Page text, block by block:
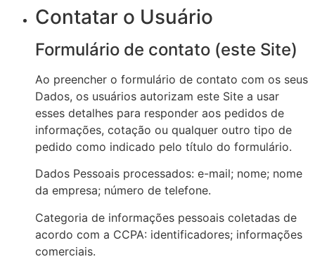
Contatar o Usuário
Formulário de contato (este Site)
Ao preencher o formulário de contato com os seus
Dados, os usuários autorizam este Site a usar
esses detalhes para responder aos pedidos de
informações, cotação ou qualquer outro tipo de
pedido como indicado pelo título do formulário.
Dados Pessoais processados: e-mail; nome; nome
da empresa; número de telefone.
Categoria de informações pessoais coletadas de
acordo com a CCPA: identificadores; informações
comerciais.